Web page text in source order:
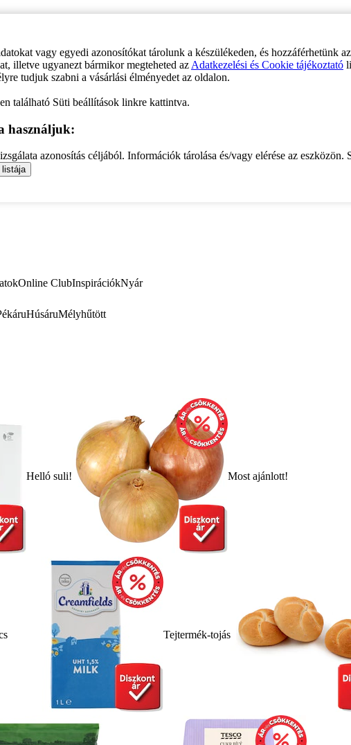
vagy egyedi azonosítókat tárolunk a készülékeden, és hozzáférhetünk
illetve ugyanezt bármikor megteheted az Adatkezelési és Cookie tájékoztató
tudjuk szabni a vásárlási élményedet az oldalon.
található Süti beállítások linkre kattintva.
használjuk:
azonosítás céljából. Információk tárolása és/vagy elérése az eszközön.
listája
Online ClubInspirációkNyár
HúsáruMélyhűtött
Helló suli! Most ajánlott!
Tejtermék-tojás